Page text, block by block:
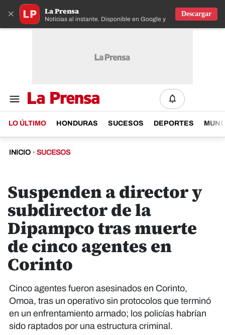
× La Prensa
Noticias al instante. Disponible en Google y IOS
Descargar
LO ÚLTIMO HONDURAS SUCESOS DEPORTES
INICIO · SUCESOS
Suspenden a director y
subdirector de la
Dipampco tras muerte
de cinco agentes en
Corinto
Cinco agentes fueron asesinados en Corinto,
Omoa, tras un operativo sin protocolos que terminó
en un enfrentamiento armado; los policías habrían
sido raptados por una estructura criminal.